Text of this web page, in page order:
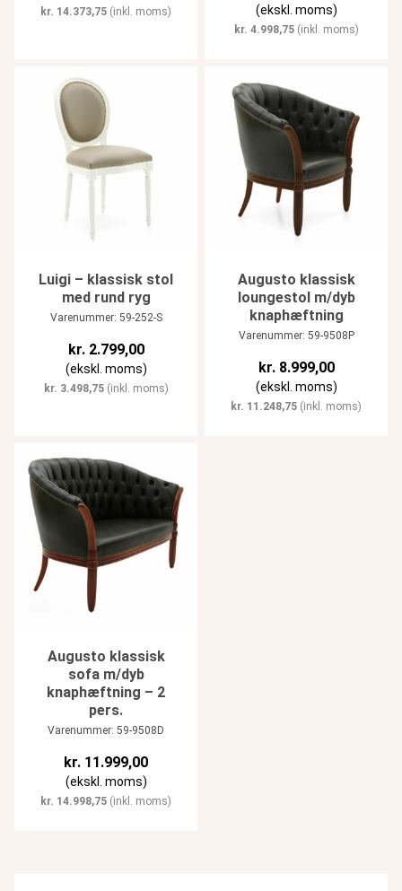
kr. 14.373,75 (inkl. moms) (ekskl. moms)
kr. 4.998,75(inkl. moms)
Luigi – klassisk stol
med rund ryg
Varenummer: 59-252-S
kr.2.799,00
(ekskl. moms)
kr. 3.498,75(inkl. moms)
Augusto klassisk
loungestol m/dyb
knaphæftning
Varenummer: 59-9508P
kr.8.999,00
(ekskl. moms)
kr. 11.248,75 (inkl. moms)
Augusto klassisk
sofa m/dyb
knaphæftning – 2
pers.
Varenummer: 59-9508D
kr. 11.999,00
(ekskl. moms)
kr. 14.998,75 (inkl. moms)